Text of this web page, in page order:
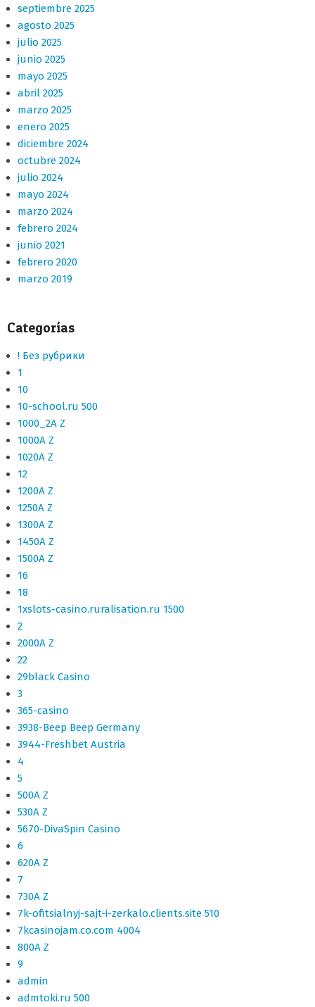
septiembre 2025
agosto 2025
julio 2025
junio 2025
mayo 2025
abril 2025
marzo 2025
enero 2025
diciembre 2024
octubre 2024
julio 2024
mayo 2024
marzo 2024
febrero 2024
junio 2021
febrero 2020
marzo 2019
Categorías
! Без рубрики
1
10
10-school.ru 500
1000_2A Z
1000A Z
1020A Z
12
1200A Z
1250A Z
1300A Z
1450A Z
1500A Z
16
18
1xslots-casino.ruralisation.ru 1500
2
2000A Z
22
29black Casino
3
365-casino
3938-Beep Beep Germany
3944-Freshbet Austria
4
5
500A Z
530A Z
5670-DivaSpin Casino
6
620A Z
7
730A Z
7k-ofitsialnyj-sajt-i-zerkalo.clients.site 510
7kcasinojam.co.com 4004
800A Z
9
admin
admtoki.ru 500